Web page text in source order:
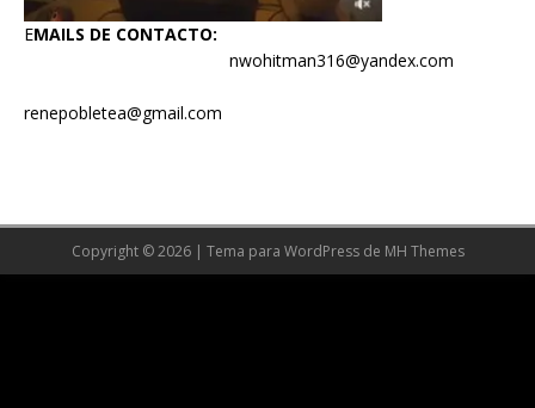
EMAILS DE CONTACTO:
nwohitman316@yandex.com
renepobletea@gmail.com
Copyright © 2026 | Tema para WordPress de MH Themes